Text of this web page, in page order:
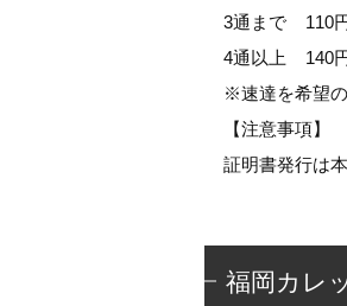
3通まで 110
4通以上 140
※速達を希望の
【注意事項】
証明書発行は本
福岡カレ